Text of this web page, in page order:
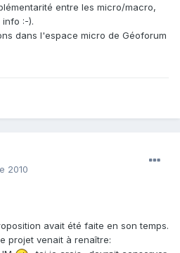
entre les micro/macro,
:-).
dans l'espace micro de Géoforum
2010
avait été faite en son temps.
projet venait à renaître: